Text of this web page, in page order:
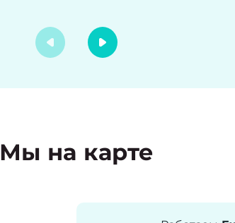
Мы на карте